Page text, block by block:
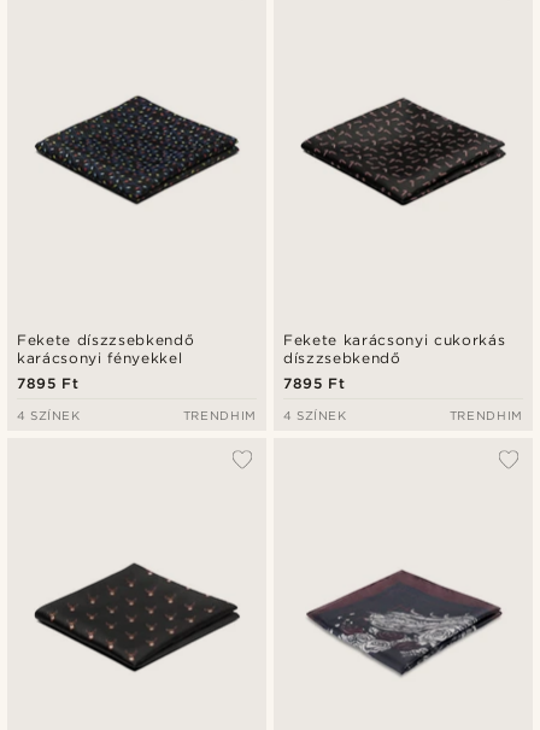
Fekete díszzsebkendő
karácsonyi fényekkel
7895 Ft
4 SZÍNEK TRENDHIM
Fekete karácsonyi cukorkás
díszzsebkendő
7895 Ft
4 SZÍNEK TRENDHIM